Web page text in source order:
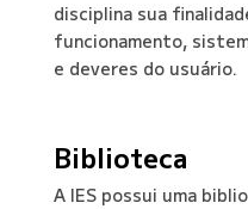
disciplina sua
funcionamento,
e deveres do usuário.
Biblioteca
A IES possui uma